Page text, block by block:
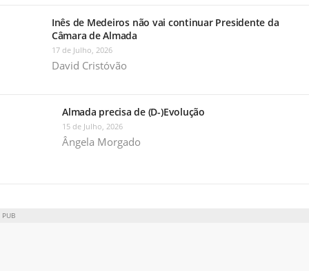
Inês de Medeiros não vai continuar Presidente da
Câmara de Almada
17 de Julho, 2026
David Cristóvão
Almada precisa de (D-)Evolução
15 de Julho, 2026
Ângela Morgado
PUB